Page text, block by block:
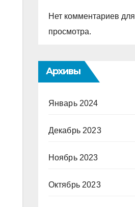
Нет комментариев для
просмотра.
Архивы
Январь 2024
Декабрь 2023
Ноябрь 2023
Октябрь 2023